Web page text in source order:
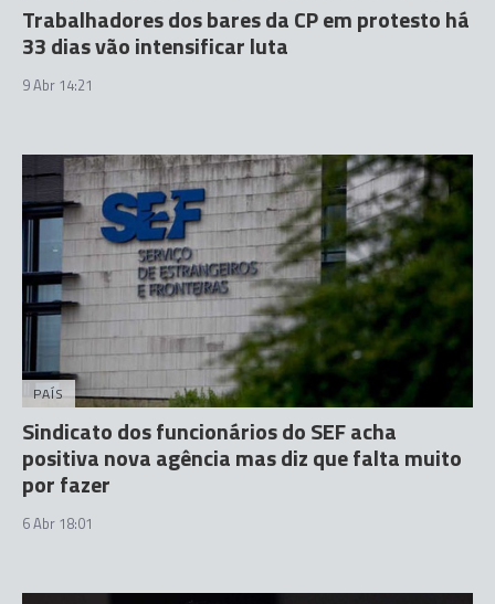
Trabalhadores dos bares da CP em protesto há
33 dias vão intensificar luta
9 Abr 14:21
PAÍS
Sindicato dos funcionários do SEF acha
positiva nova agência mas diz que falta muito
por fazer
6 Abr 18:01